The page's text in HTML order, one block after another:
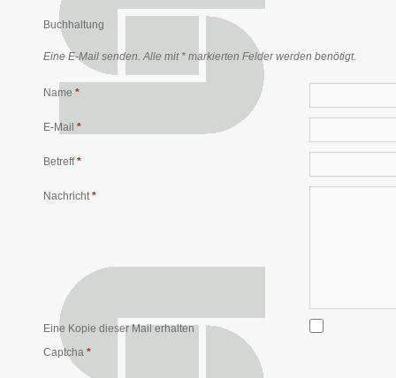
Buchhaltung
Eine E-Mail senden. Alle mit * markierten Felder werden benötigt.
Name *
E-Mail *
Betreff*
Nachricht*
Eine Kopie dieser Mail erhalten
Captcha *